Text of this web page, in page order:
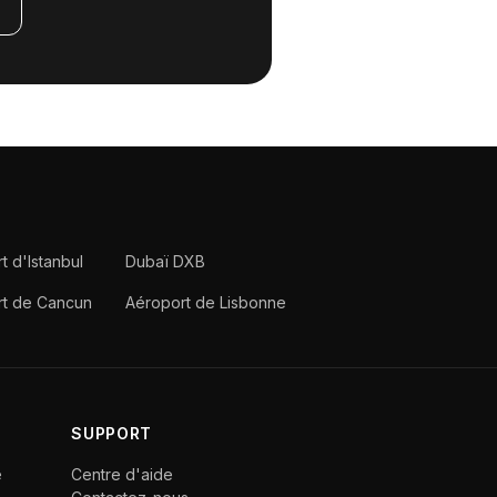
d'Istanbul Dubaï DXB
de Cancun Aéroport de Lisbonne
SUPPORT
Centre d'aide